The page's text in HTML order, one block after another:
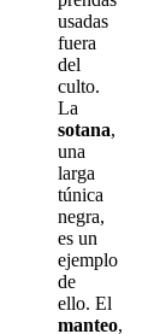
usadas
fuera
del
culto.
La
sotana,
una
larga
túnica
negra,
es un
ejemplo
de
ello. El
manteo,